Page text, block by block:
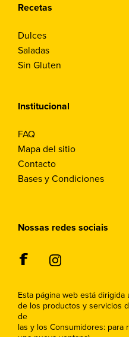
Recetas
Dulces
Saladas
Sin Gluten
Institucional
FAQ
Mapa del sitio
Contacto
Bases y Condiciones
Nossas redes sociais
Esta página web está
de los productos y servicios
de
las y los Consumidores: para